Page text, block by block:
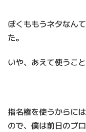
ぼくももうネタなん
た。
いや、あえて使うこ
指名権を使うからに
ので、僕は前日のブ